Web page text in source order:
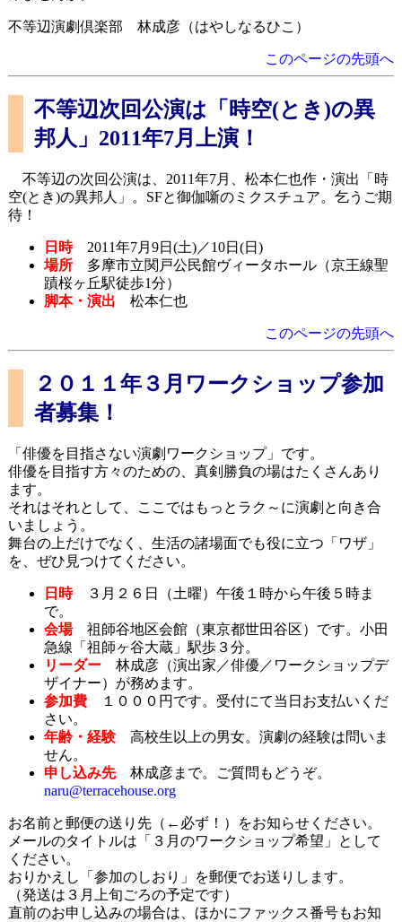
不等辺演劇倶楽部 林成彦（はやしなるひこ）
このページの先頭へ
不等辺次回公演は「時空(とき)の異
邦人」2011年7月上演！
不等辺の次回公演は、2011年7月、松本仁也作・演出「時
空(とき)の異邦人」。SFと御伽噺のミクスチュア。乞うご期
待！
日時2011年7月9日(土)／10日(日)
場所多摩市立関戸公民館ヴィータホール（京王線聖
蹟桜ヶ丘駅徒歩1分）
脚本・演出 松本仁也
このページの先頭へ
２０１１年３月ワークショップ参加
者募集！
「俳優を目指さない演劇ワークショップ」です。
俳優を目指す方々のための、真剣勝負の場はたくさんあり
ます。
それはそれとして、ここではもっとラク～に演劇と向き合
いましょう。
舞台の上だけでなく、生活の諸場面でも役に立つ「ワザ」
を、ぜひ見つけてください。
日時３月２６日（土曜）午後１時から午後５時ま
で。
会場祖師谷地区会館（東京都世田谷区）です。小田
急線「祖師ヶ谷大蔵」駅歩３分。
リーダー林成彦（演出家／俳優／ワークショップデ
ザイナー）が務めます。
参加費１０００円です。受付にて当日お支払いくだ
さい。
年齢・経験高校生以上の男女。演劇の経験は問いま
せん。
申し込み先林成彦まで。ご質問もどうぞ。
naru@terracehouse.org
お名前と郵便の送り先（←必ず！）をお知らせください。
メールのタイトルは「３月のワークショップ希望」として
ください。
おりかえし「参加のしおり」を郵便でお送りします。
（発送は３月上旬ごろの予定です）
直前のお申し込みの場合は、ほかにファックス番号もお知